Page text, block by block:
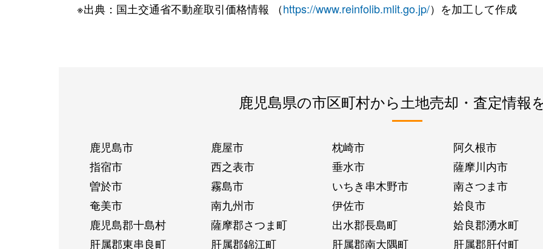
※出典：国土交通省不動産取引価格情報 （https://www.reinfolib.mlit.go.jp/）を加工して作成
鹿児島県の市区町村から土地売却・査定情報
鹿児島市 鹿屋市 枕崎市
阿久根市
指宿市
西之表市 垂水市
薩摩川内市
曽於市
霧島市 いちき串木野市
南さつま市
奄美市
南九州市 伊佐市
姶良市
鹿児島郡十島村
薩摩郡さつま町 出水郡長島町
姶良郡湧水町
肝属郡東串良町
肝属郡錦江町 肝属郡南大隅町 肝属郡肝付町